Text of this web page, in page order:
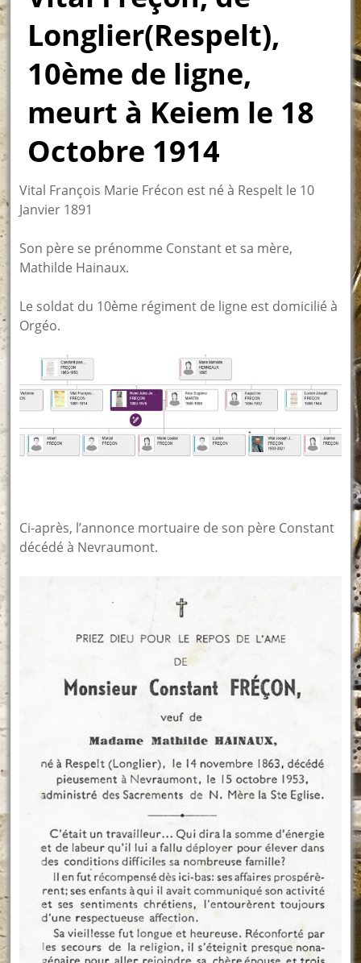
Longlier(Respelt),
10ème de ligne,
meurt à Keiem le 18
Octobre 1914
Vital François Marie Frécon est né à Respelt le 10
Janvier 1891
Son père se prénomme Constant et sa mère,
Mathilde Hainaux.
Le soldat du 10ème régiment de ligne est domicilié à
Orgéo.
Ci-après, l’annonce mortuaire de son père Constant
décédé à Nevraumont.